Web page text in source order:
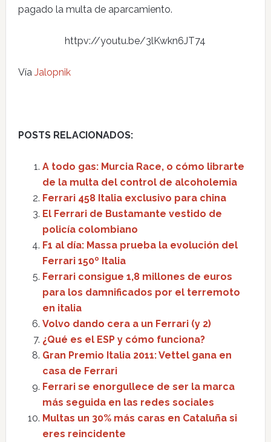
pagado la multa de aparcamiento.
httpv://youtu.be/3lKwkn6JT74
Vía Jalopnik
POSTS RELACIONADOS:
A todo gas: Murcia Race, o cómo librarte
de la multa del control de alcoholemia
Ferrari 458 Italia exclusivo para china
El Ferrari de Bustamante vestido de
policía colombiano
F1 al día: Massa prueba la evolución del
Ferrari 150º Italia
Ferrari consigue 1,8 millones de euros
para los damnificados por el terremoto
en italia
Volvo dando cera a un Ferrari (y 2)
¿Qué es el ESP y cómo funciona?
Gran Premio Italia 2011: Vettel gana en
casa de Ferrari
Ferrari se enorgullece de ser la marca
más seguida en las redes sociales
Multas un 30% más caras en Cataluña si
eres reincidente